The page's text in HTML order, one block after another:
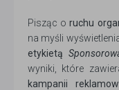
Pisząc oruchu
na myśli
etykietą
wyniki, które
kampanii